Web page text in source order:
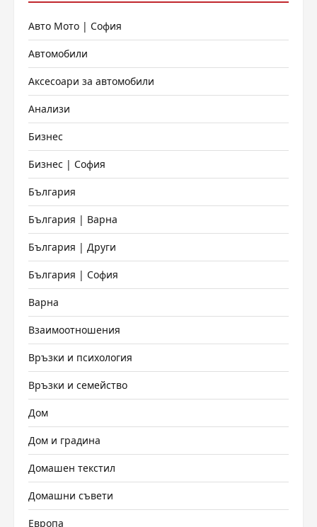
Авто Мото | София
Автомобили
Аксесоари за автомобили
Анализи
Бизнес
Бизнес | София
България
България | Варна
България | Други
България | София
Варна
Взаимоотношения
Връзки и психология
Връзки и семейство
Дом
Дом и градина
Домашен текстил
Домашни съвети
Европа